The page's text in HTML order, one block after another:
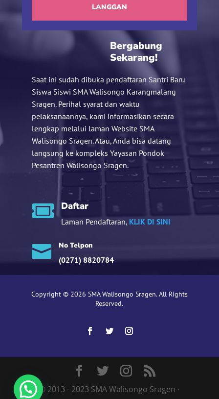
LANGGAN
Bergabung
Sekarang!
Saat ini sudah dibuka pendaftaran Santri Baru
Siswa Siswi SMA Walisongo Karangmalang
Sragen. Perihal syarat dan waktu
pelaksanaannya, kami informasikan secara
lengkap melalui laman Website SMA
Walisongo Sragen. Atau, Anda bisa datang
langsung ke kompleks Yayasan Pondok
Pesantren Walisongo Sragen.
 Daftar
Laman Pendaftaran, KLIK DI SINI
 No Telpon
(0271) 8820784
Copyright © 2026 SMA Walisongo Sragen. All Rights
Reserved.
© 2013 - 2023 SMA Walisongo Sragen ·